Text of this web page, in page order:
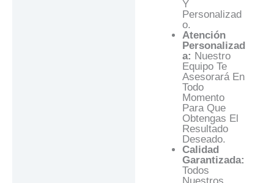
Y
Personalizad
O.
Atención
Personalizad
A: Nuestro
Equipo Te
Asesorará En
Todo
Momento
Para Que
Obtengas El
Resultado
Deseado.
Calidad
Garantizada:
Todos